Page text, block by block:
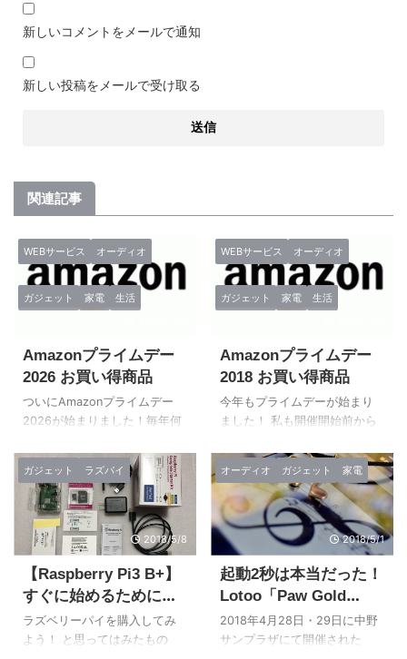
新しいコメントをメールで通知
新しい投稿をメールで受け取る
関連記事
WEBサービス オーディオ
ガジェット 家電
生活
Amazonプライムデー
2026 お買い得商品
ついにAmazonプライムデー
2026が始まりました！毎年何
ではないでしょうか？ この記
事でわかること： 筆者が今回
のセールで本気で狙っている
注目商品 過去に購入して「本
当に買ってよかった」と感じ
ている愛用品の紹介 プライム
デーで損をしないための注意
点 Amazonプライムデー2026
【超重要】損をしないための
事前準備： STEPプライム会員
WEBサービス オーディオ
ガジェット 家電
生活
Amazonプライムデー
2018 お買い得商品
今年もプライムデーが始まり
ました！ 私も開催開始前から
始直後はカートに入れられな
い！カートに入ったはいいけ
どカート画面に進めない！15
分以内に購入しないといけな
いのにー！といったいつもの
現象にやきもきしていました
（笑） お目当てのものを購入
して落ち着いたところで、ざ
になった商品、および今回私
が購入した商品などを紹介し
ガジェット ラズパイ
2018/5/8
【Raspberry Pi3 B+】
すぐに始めるために何
が必要？初心者にお勧
めの入門キット
ラズベリーパイを購入してみ
よう！ と思ってはみたもの
オーディオ ガジェット 家電
2018/5/1
起動2秒は本当だった！
Lotoo「Paw Gold
TOUCH」を触ってみた
2018年4月28日・29日に中野
サンプラザにて開催された